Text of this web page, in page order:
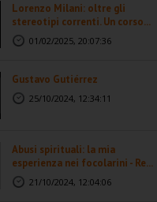
Lorenzo Milani: oltre gli
stereotipi correnti. Un corso...
01/02/2025, 20:07:36
Gustavo Gutiérrez
25/10/2024, 12:34:11
Abusi spirituali: la mia
esperienza nei focolarini - Re...
21/10/2024, 12:04:06